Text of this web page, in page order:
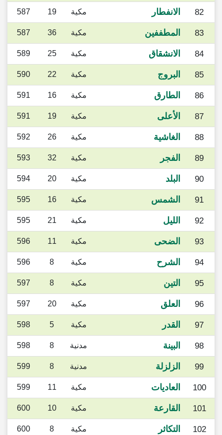
82 الانفطار مكية 19
587
83 المطففين مكية 36
587
84 الانشقاق مكية 25
589
85 البروج مكية 22
590
86 الطارق مكية 16
591
87 الأعلى مكية 19
591
88 الغاشية مكية 26
592
89 الفجر مكية 32
593
90 البلد مكية 20
594
91 الشمس مكية 16
595
92 الليل مكية 21
595
93 الضحى مكية 11
596
94 الشرح مكية 8
596
95 التين مكية 8
597
96 العلق مكية 20
597
97 القدر مكية 5
598
98 البينة مدنية 8
598
99 الزلزلة مدنية 8
599
100 العاديات مكية 11
599
101 القارعة مكية 10
600
102 التكاثر مكية 8
600